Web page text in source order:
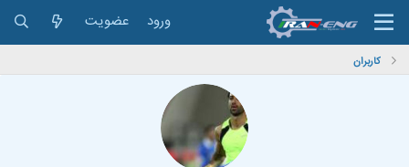
ورود عضویت
کاربران